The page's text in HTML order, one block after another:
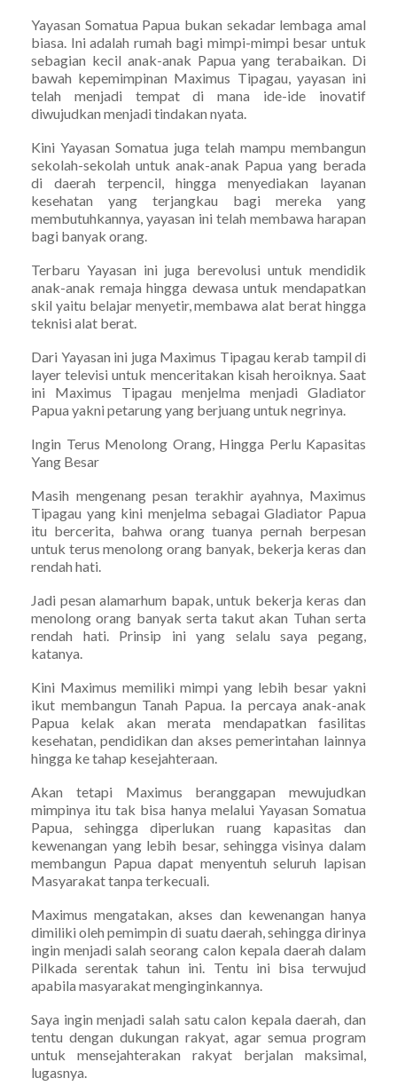
Yayasan Somatua Papua bukan sekadar lembaga amal
biasa. Ini adalah rumah bagi mimpi-mimpi besar untuk
sebagian kecil anak-anak Papua yang terabaikan. Di
bawah kepemimpinan Maximus Tipagau, yayasan ini
telah menjadi tempat di mana ide-ide inovatif
diwujudkan menjadi tindakan nyata.
Kini Yayasan Somatua juga telah mampu membangun
sekolah-sekolah untuk anak-anak Papua yang berada
di daerah terpencil, hingga menyediakan layanan
kesehatan yang terjangkau bagi mereka yang
membutuhkannya, yayasan ini telah membawa harapan
bagi banyak orang.
Terbaru Yayasan ini juga berevolusi untuk mendidik
anak-anak remaja hingga dewasa untuk mendapatkan
skil yaitu belajar menyetir, membawa alat berat hingga
teknisi alat berat.
Dari Yayasan ini juga Maximus Tipagau kerab tampil di
layer televisi untuk menceritakan kisah heroiknya. Saat
ini Maximus Tipagau menjelma menjadi Gladiator
Papua yakni petarung yang berjuang untuk negrinya.
Ingin Terus Menolong Orang, Hingga Perlu Kapasitas
Yang Besar
Masih mengenang pesan terakhir ayahnya, Maximus
Tipagau yang kini menjelma sebagai Gladiator Papua
itu bercerita, bahwa orang tuanya pernah berpesan
untuk terus menolong orang banyak, bekerja keras dan
rendah hati.
Jadi pesan alamarhum bapak, untuk bekerja keras dan
menolong orang banyak serta takut akan Tuhan serta
rendah hati. Prinsip ini yang selalu saya pegang,
katanya.
Kini Maximus memiliki mimpi yang lebih besar yakni
ikut membangun Tanah Papua. Ia percaya anak-anak
Papua kelak akan merata mendapatkan fasilitas
kesehatan, pendidikan dan akses pemerintahan lainnya
hingga ke tahap kesejahteraan.
Akan tetapi Maximus beranggapan mewujudkan
mimpinya itu tak bisa hanya melalui Yayasan Somatua
Papua, sehingga diperlukan ruang kapasitas dan
kewenangan yang lebih besar, sehingga visinya dalam
membangun Papua dapat menyentuh seluruh lapisan
Masyarakat tanpa terkecuali.
Maximus mengatakan, akses dan kewenangan hanya
dimiliki oleh pemimpin di suatu daerah, sehingga dirinya
ingin menjadi salah seorang calon kepala daerah dalam
Pilkada serentak tahun ini. Tentu ini bisa terwujud
apabila masyarakat menginginkannya.
Saya ingin menjadi salah satu calon kepala daerah, dan
tentu dengan dukungan rakyat, agar semua program
untuk mensejahterakan rakyat berjalan maksimal,
lugasnya.